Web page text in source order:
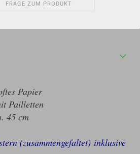
FRAGE ZUM PRODUKT
Papier
Pailletten
45 cm
(zusammengefaltet) inklusive